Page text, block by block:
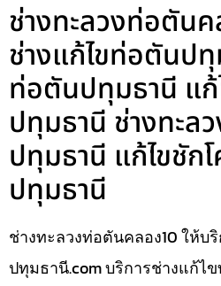
ช่างทะลวงท่อตัน
ช่างแก้ไขท่อตันป
ท่อตันปทุมธานี แ
ปทุมธานี ช่างทะล
ปทุมธานี แก้ไขชัก
ปทุมธานี
ช่างทะลวงท่อตันคลอง10 ให้บ
ปทุมธานี.com บริการช่างแก้